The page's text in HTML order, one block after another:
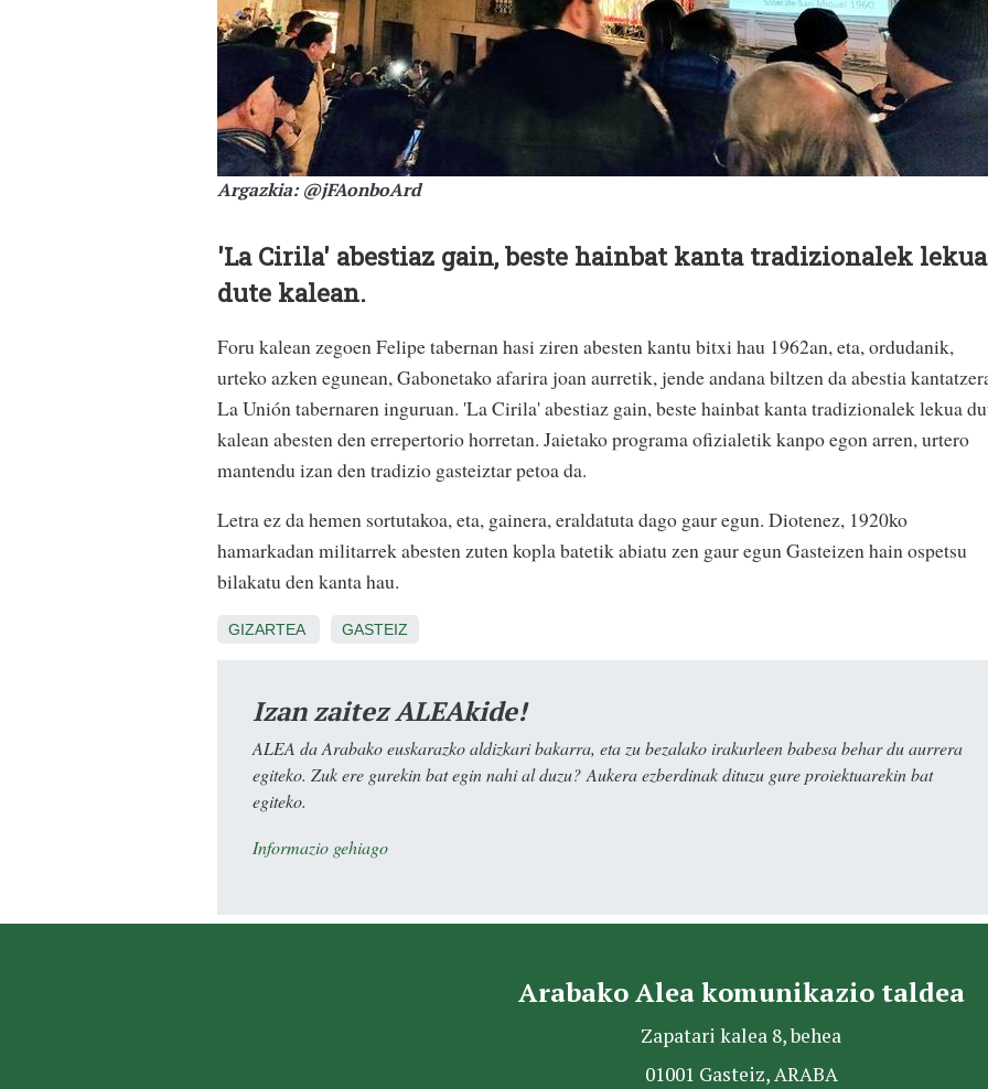
Argazkia: @jFAonboArd
'La Cirila' abestiaz gain, beste hainbat kanta tradizionalek lekua
dute kalean.
Foru kalean zegoen Felipe tabernan hasi ziren abesten kantu bitxi hau 1962an, eta, ordudanik,
urteko azken egunean, Gabonetako afarira joan aurretik, jende andana biltzen da abestia
La Unión tabernaren inguruan. 'La Cirila' abestiaz gain, beste hainbat kanta tradizionalek lekua
kalean abesten den errepertorio horretan. Jaietako programa ofizialetik kanpo egon arren, urtero
mantendu izan den tradizio gasteiztar petoa da.
Letra ez da hemen sortutakoa, eta, gainera, eraldatuta dago gaur egun. Diotenez, 1920ko
hamarkadan militarrek abesten zuten kopla batetik abiatu zen gaur egun Gasteizen hain ospetsu
bilakatu den kanta hau.
GIZARTEA GASTEIZ
Izan zaitez ALEAkide!
ALEA da Arabako euskarazko aldizkari bakarra, eta zu bezalako irakurleen babesa behar du aurrera
egiteko. Zuk ere gurekin bat egin nahi al duzu? Aukera ezberdinak dituzu gure proiektuarekin bat
egiteko.
Informazio gehiago
Arabako Alea komunikazio taldea
Zapatari kalea 8, behea
01001 Gasteiz, ARABA